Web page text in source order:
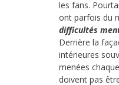
les fans.
ont parfois du
difficultés
Derrière la
intérieures
menées
doivent pas